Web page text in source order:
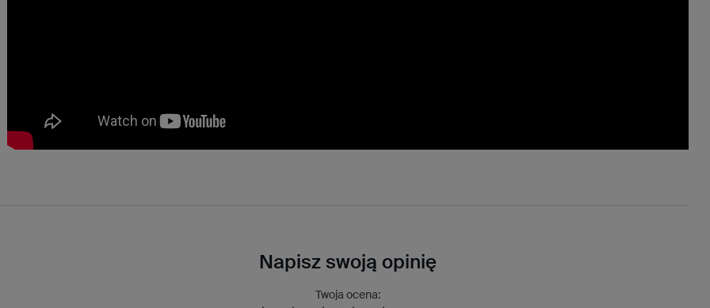
Napisz swoją opinię
Twoja ocena: